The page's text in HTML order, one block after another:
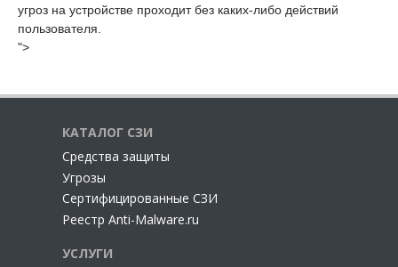
угроз на устройстве проходит без каких-либо действий
пользователя.
">
КАТАЛОГ СЗИ
Cредства защиты
Угрозы
Сертифицированные СЗИ
Реестр Anti-Malware.ru
УСЛУГИ